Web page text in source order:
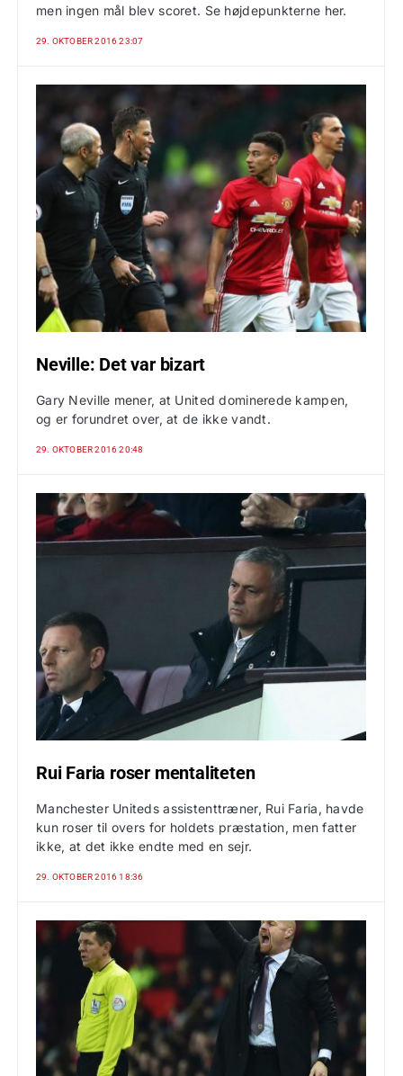
men ingen mål blev scoret. Se højdepunkterne her.
29. OKTOBER 2016 23:07
Neville: Det var bizart
Gary Neville mener, at United dominerede kampen,
og er forundret over, at de ikke vandt.
29. OKTOBER 2016 20:48
Rui Faria roser mentaliteten
Manchester Uniteds assistenttræner, Rui Faria, havde
kun roser til overs for holdets præstation, men fatter
ikke, at det ikke endte med en sejr.
29. OKTOBER 2016 18:36